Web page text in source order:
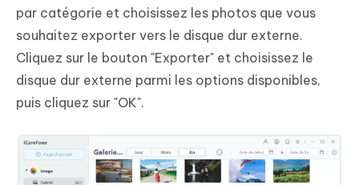
par catégorie et choisissez les photos que vous
souhaitez exporter vers le disque dur externe.
Cliquez sur le bouton "Exporter" et choisissez le
disque dur externe parmi les options disponibles,
puis cliquez sur "OK".